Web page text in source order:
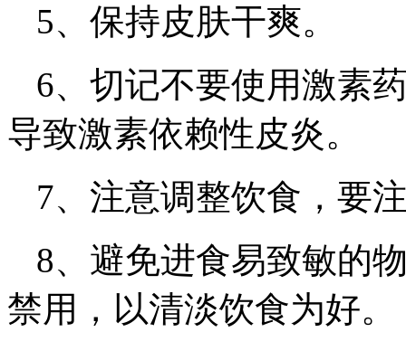
5、保持皮肤干爽。
6、切记不要使用激素
导致激素依赖性皮炎。
7、注意调整饮食，要
8、避免进食易致敏的
禁用，以清淡饮食为好。